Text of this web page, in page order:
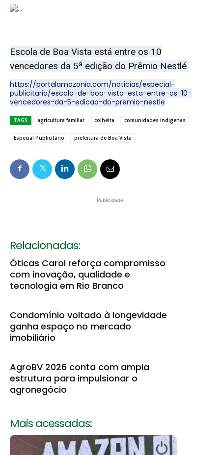
Escola de Boa Vista está entre os 10
vencedores da 5ª edição do Prêmio Nestlé
https://portalamazonia.com/noticias/especial-
publicitario/escola-de-boa-vista-esta-entre-os-10-
vencedores-da-5-edicao-do-premio-nestle
TAGS agricultura familiar colheita comunidades indigenas
Especial Publicitário prefeitura de Boa Vista
Publicidade
Relacionadas:
Óticas Carol reforça compromisso
com inovação, qualidade e
tecnologia em Rio Branco
Condomínio voltado à longevidade
ganha espaço no mercado
imobiliário
AgroBV 2026 conta com ampla
estrutura para impulsionar o
agronegócio
Mais acessadas: